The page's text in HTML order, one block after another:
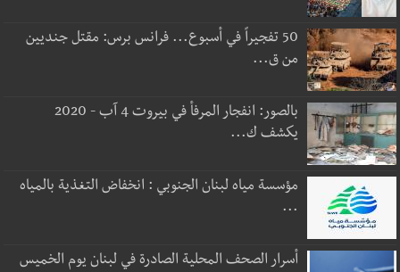
50 تفجيراً في أسبوع... فرانس برس: مقتل جنديين
من ق...
بالصور: انفجار المرفأ في بيروت 4 آب - 2020
يكشف ك...
مؤسسة مياه لبنان الجنوبي : انخفاض التغذية بالمياه
...
أسرار الصحف المحلية الصادرة في لبنان يوم الخميس